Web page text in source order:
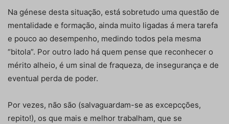
Na génese desta situação, está sobretudo uma questão de
mentalidade e formação, ainda muito ligadas á mera tarefa
e pouco ao desempenho, medindo todos pela mesma
“bitola”. Por outro lado há quem pense que reconhecer o
mérito alheio, é um sinal de fraqueza, de insegurança e de
eventual perda de poder.
Por vezes, não são (salvaguardam-se as excepcções,
repito!), os que mais e melhor trabalham, que se